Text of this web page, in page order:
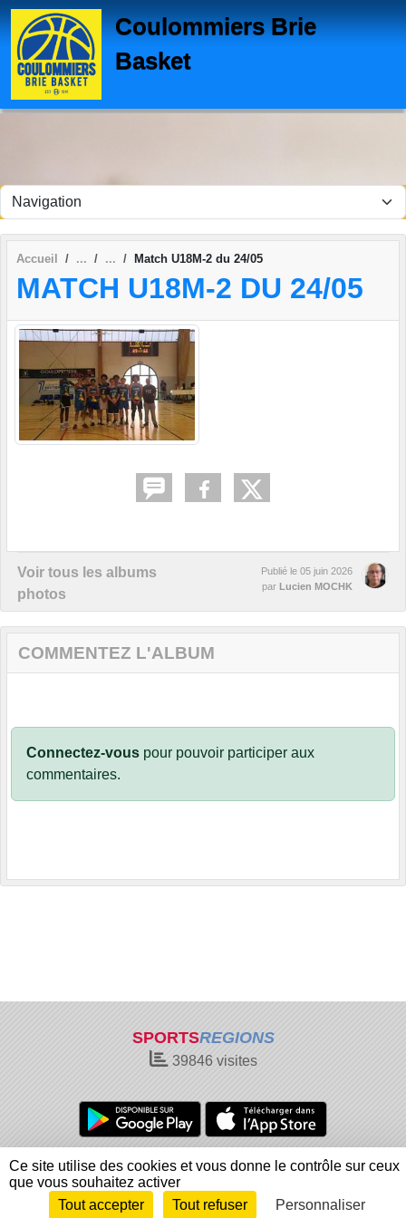
Coulommiers Brie
Basket
Accueil Match U18M-2 du 24/05
MATCH U18M-2 DU 24/05
Voir tous les albums
photos
Publié le 05 juin 2026
par Lucien MOCHK
COMMENTEZ L'ALBUM
Connectez-vous pour pouvoir participer aux
commentaires.
SPORTSREGIONS
39846visites
Charte cookies
Gestion des cookies
Informations légales
Signaler un contenu inapproprié
Envie de participer ?
Connexion
Panneau de gestion des cookies
Ce site utilise des cookies et vous donne le contrôle sur ceux
que vous souhaitez activer
Tout accepter
Tout refuser Personnaliser